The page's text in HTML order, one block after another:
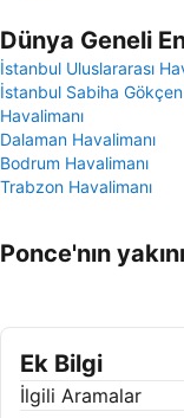
Dünya Geneli
İstanbul Uluslararası
İstanbul Sabiha Gökçen
Havalimanı
Dalaman Havalimanı
Bodrum Havalimanı
Trabzon Havalimanı
Ponce'nın
Ek Bilgi
İlgili Aramalar